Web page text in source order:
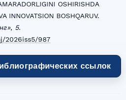
OSHIRISHDA
INNOVATSION BOSHQARUV.
, 5.
2026iss5/987
ссылок